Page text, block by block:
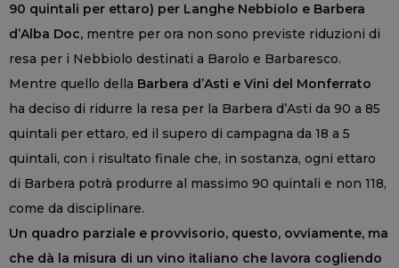
90 quintali per ettaro) per Langhe Nebbiolo e Barbera
d’Alba Doc, mentre per ora non sono previste riduzioni di
resa per i Nebbiolo destinati a Barolo e Barbaresco.
Mentre quello della Barbera d’Asti e Vini del Monferrato
ha deciso di ridurre la resa per la Barbera d’Asti da 90 a 85
quintali per ettaro, ed il supero di campagna da 18 a 5
quintali, con i risultato finale che, in sostanza, ogni ettaro
di Barbera potrà produrre al massimo 90 quintali e non 118,
come da disciplinare.
Un quadro parziale e provvisorio, questo, ovviamente, ma
che dà la misura di un vino italiano che lavora cogliendo